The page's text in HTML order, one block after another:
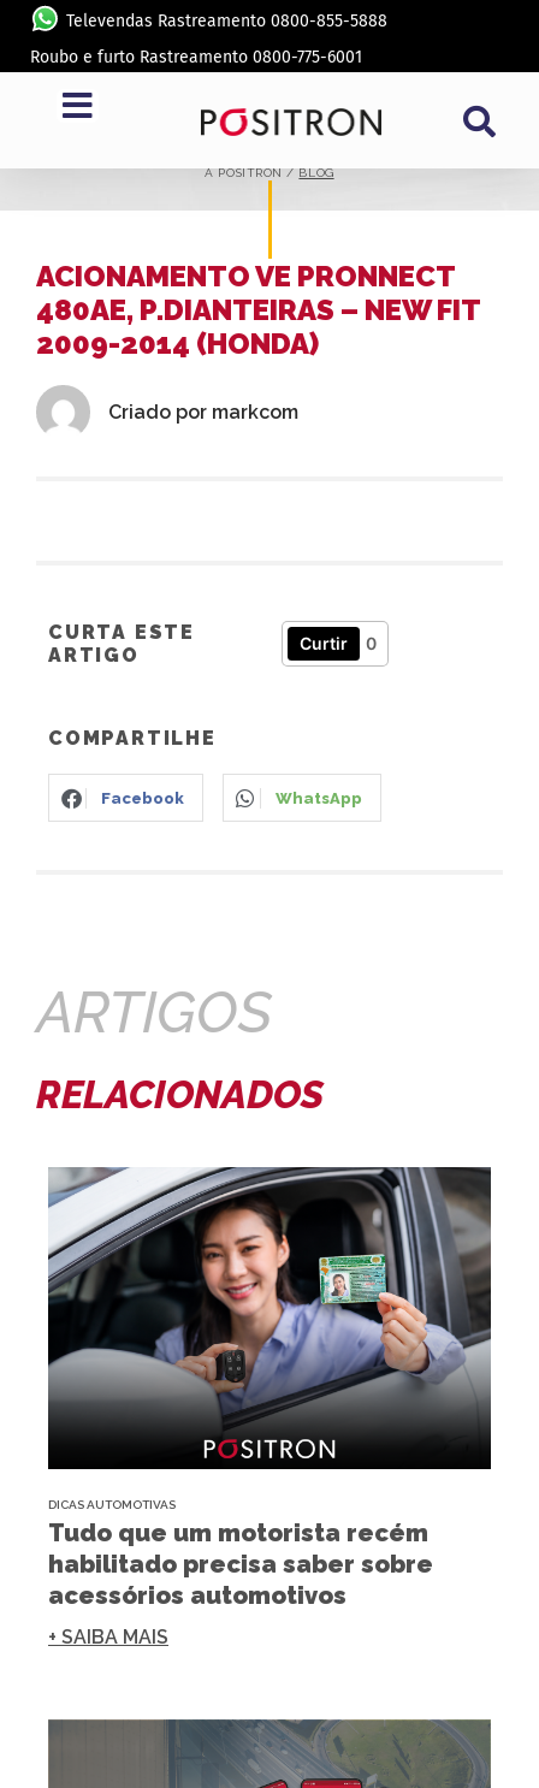
Televendas Rastreamento 0800-855-5888
Roubo e furto Rastreamento 0800-775-6001
BLOG
A PÓSITRON /BLOG
ACIONAMENTO VE PRONNECT
480AE, P.DIANTEIRAS – NEW FIT
2009-2014 (HONDA)
Criado por markcom
CURTA ESTE
ARTIGO
Curtir 0
COMPARTILHE
Facebook WhatsApp
ARTIGOS
RELACIONADOS
DICAS AUTOMOTIVAS
Tudo que um motorista recém
habilitado precisa saber sobre
acessórios automotivos
+ SAIBA MAIS